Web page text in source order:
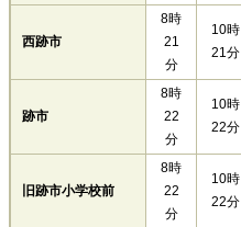
西跡市
8時
21
分
10時
21分
跡市
8時
22
分
10時
22分
旧跡市小学校前
8時
22
分
10時
22分